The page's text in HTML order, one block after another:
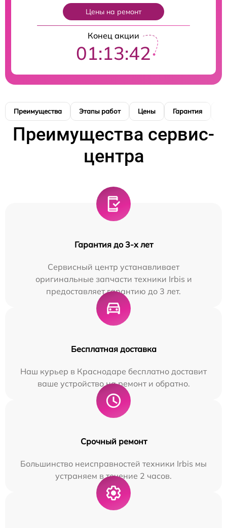
Цены на ремонт
Конец акции
01:13:41
Преимущества Этапы работ Цены Гарантия
Преимущества сервис-
центра
Гарантия до 3-х лет
Сервисный центр устанавливает
оригинальные запчасти техники Irbis и
предоставляет гарантию до 3 лет.
Бесплатная доставка
Наш курьер в Краснодаре бесплатно доставит
ваше устройство на ремонт и обратно.
Срочный ремонт
Большинство неисправностей техники Irbis мы
устраняем в течение 2 часов.